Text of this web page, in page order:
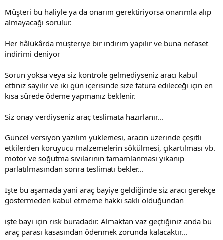
Müşteri bu haliyle ya da onarım gerektiriyorsa onarımla alıp
almayacağı sorulur.
Her hâlükârda müşteriye bir indirim yapılır ve buna nefaset
indirimi deniyor
Sorun yoksa veya siz kontrole gelmediyseniz aracı kabul
ettiniz sayılır ve iki gün içerisinde size fatura edileceği için en
kısa sürede ödeme yapmanız beklenir.
Siz onay verdiyseniz araç teslimata hazırlanır...
Güncel versiyon yazılım yüklemesi, aracın üzerinde çeşitli
etkilerden koruyucu malzemelerin sökülmesi, çıkartılması vb.
motor ve soğutma sıvılarının tamamlanması yıkanıp
parlatılmasından sonra teslimatı bekler...
İşte bu aşamada yani araç bayiye geldiğinde siz aracı gerekçe
göstermeden kabul etmeme hakkı saklı olduğundan
işte bayi için risk buradadır. Almaktan vaz geçtiğiniz anda bu
araç parası kasasından ödenmek zorunda kalacaktır...